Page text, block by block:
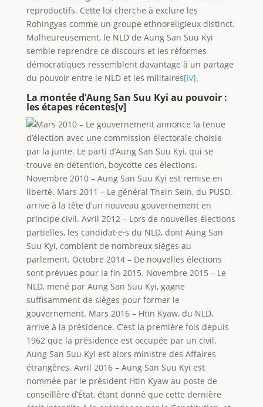
reproductifs. Cette loi cherche à exclure les
Rohingyas comme un groupe ethnoreligieux distinct.
Malheureusement, le NLD de Aung San Suu Kyi
semble reprendre ce discours et les réformes
démocratiques ressemblent davantage à un partage
du pouvoir entre le NLD et les militaires[iv].
La montée d’Aung San Suu Kyi au pouvoir :
les étapes récentes[v]